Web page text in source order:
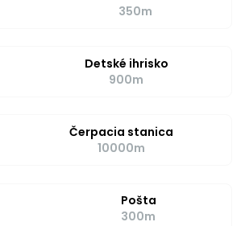
350m
Detské ihrisko
900m
Čerpacia stanica
10000m
Pošta
300m